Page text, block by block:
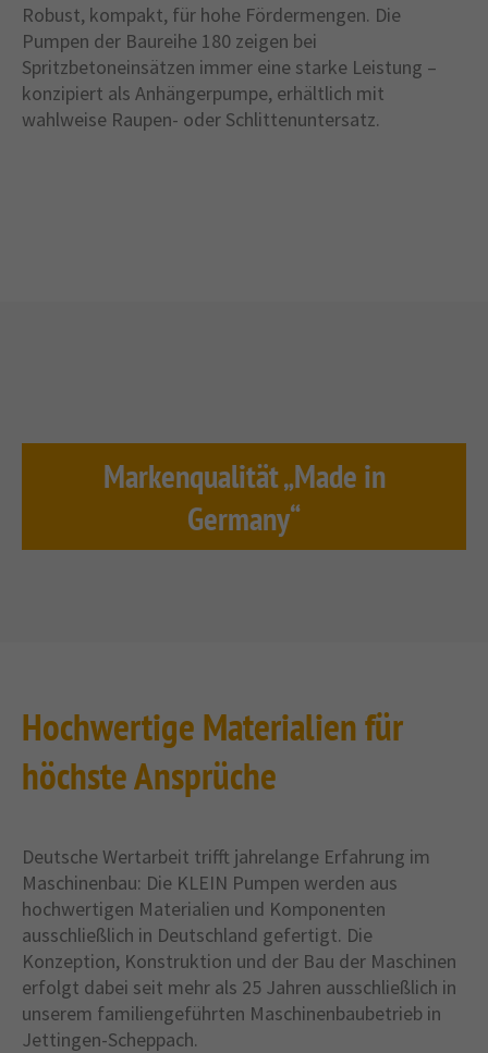
Robust, kompakt, für hohe Fördermengen. Die
Pumpen der Baureihe 180 zeigen bei
Spritzbetoneinsätzen immer eine starke Leistung –
konzipiert als Anhängerpumpe, erhältlich mit
wahlweise Raupen- oder Schlittenuntersatz.
Markenqualität „Made in
Germany“
Hochwertige Materialien für
höchste Ansprüche
Deutsche Wertarbeit trifft jahrelange Erfahrung im
Maschinenbau: Die KLEIN Pumpen werden aus
hochwertigen Materialien und Komponenten
ausschließlich in Deutschland gefertigt. Die
Konzeption, Konstruktion und der Bau der Maschinen
erfolgt dabei seit mehr als 25 Jahren ausschließlich in
unserem familiengeführten Maschinenbaubetrieb in
Jettingen-Scheppach.